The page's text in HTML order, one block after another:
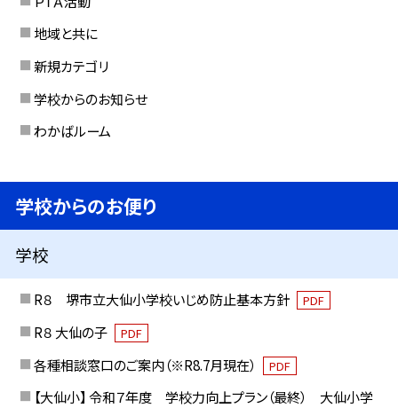
地域と共に
新規カテゴリ
学校からのお知らせ
わかばルーム
学校からのお便り
学校
R８ 堺市立大仙小学校いじめ防止基本方針 PDF
R８ 大仙の子 PDF
各種相談窓口のご案内（※R8.7月現在） PDF
【大仙小】 令和７年度 学校力向上プラン（最終） 大仙小学